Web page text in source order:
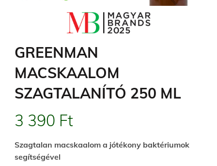
GREENMAN
MACSKAALOM
SZAGTALANÍTÓ 250 ML
3 390 Ft
Szagtalan macskaalom a jótékony baktériumok
segítségével